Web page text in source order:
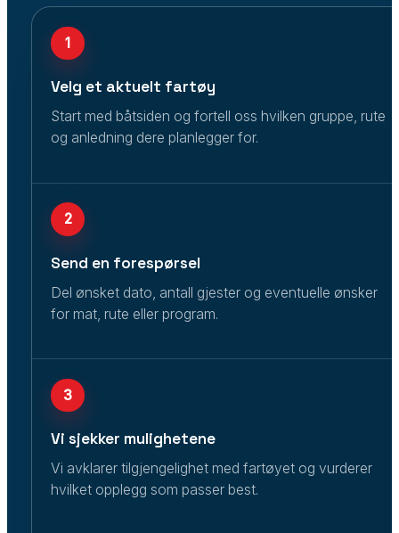
1
Velg et aktuelt fartøy
Start med båtsiden og fortell oss hvilken gruppe, rute
og anledning dere planlegger for.
2
Send en forespørsel
Del ønsket dato, antall gjester og eventuelle ønsker
for mat, rute eller program.
3
Vi sjekker mulighetene
Vi avklarer tilgjengelighet med fartøyet og vurderer
hvilket opplegg som passer best.